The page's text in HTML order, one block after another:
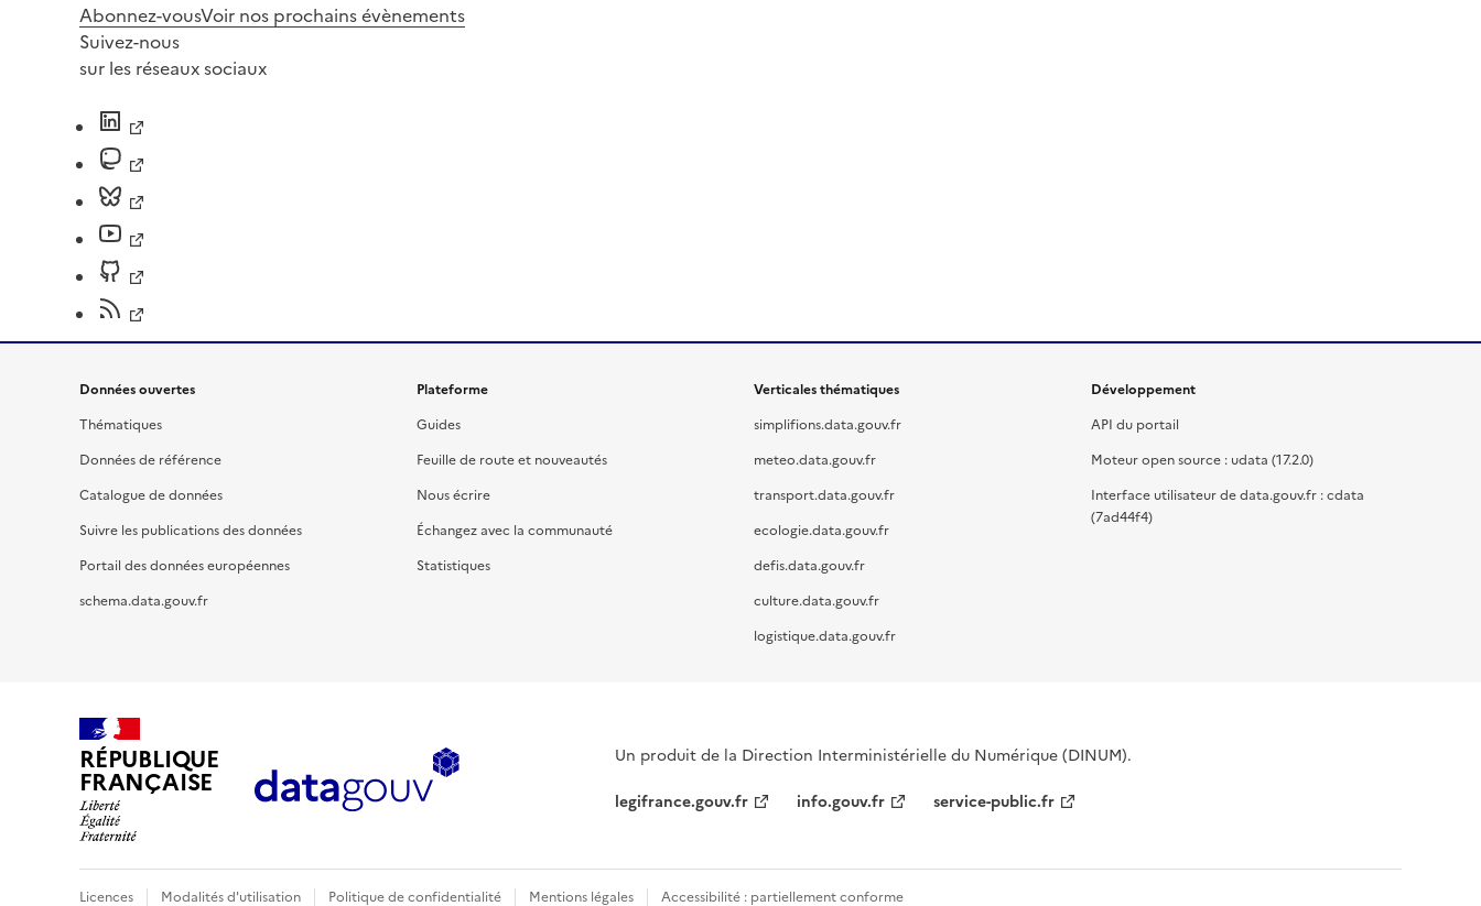
Abonnez-vousVoir nos prochains évènements
Suivez-nous
sur les réseaux sociaux
Données ouvertes
Thématiques
Données de référence
Catalogue de données
Suivre les publications des données
Portail des données européennes
schema.data.gouv.fr
Plateforme
Guides
Feuille de route et nouveautés
Nous écrire
Échangez avec la communauté
Statistiques
Verticales thématiques
simplifions.data.gouv.fr
meteo.data.gouv.fr
transport.data.gouv.fr
ecologie.data.gouv.fr
defis.data.gouv.fr
culture.data.gouv.fr
logistique.data.gouv.fr
Développement
API du portail
Moteur open source : udata (17.2.0)
Interface utilisateur de data.gouv.fr : cdata
(7ad44f4)
RÉPUBLIQUE
FRANÇAISE
Un produit de la Direction Interministérielle du Numérique (DINUM).
legifrance.gouv.fr
info.gouv.fr service-public.fr
Licences Modalités d'utilisation Politique de confidentialité Mentions légales Accessibilité : partiellement conforme